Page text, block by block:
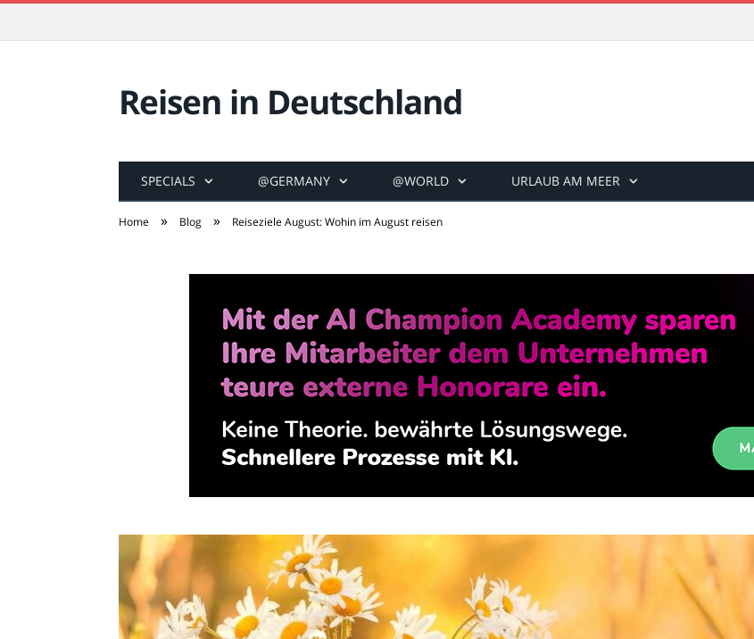
Reisen in Deutschland
SPECIALS @GERMANY @WORLD URLAUB AM MEER
Home » Blog » Reiseziele August: Wohin im August reisen